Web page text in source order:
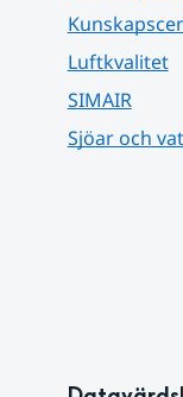
Luftkvalitet
SIMAIR
Sjöar och